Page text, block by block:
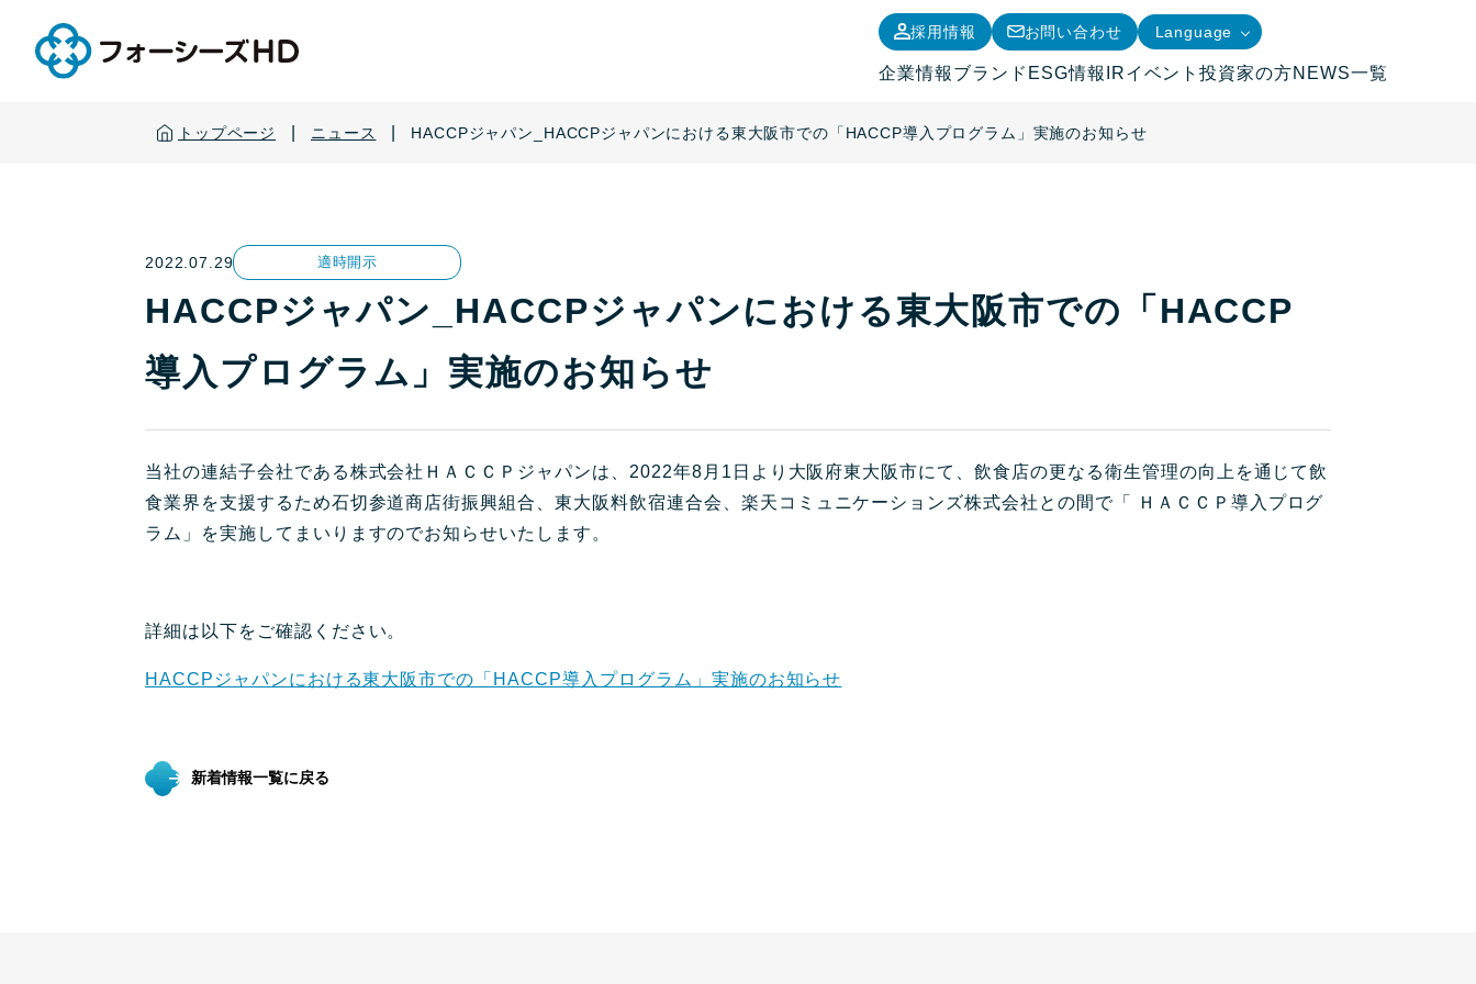
採用情報 お問い合わせ Language
企業情報 ブランド ESG情報 IRイベント投資家の方NEWS一覧
トップページ ニュース HACCPジャパン_HACCPジャパンにおける東大阪市での「HACCP導入プログラム」実施のお知らせ
2022.07.29 適時開示
HACCPジャパン_HACCPジャパンにおける東大阪市での「HACCP
導入プログラム」実施のお知らせ
当社の連結子会社である株式会社ＨＡＣＣＰジャパンは、2022年8月1日より大阪府東大阪市にて、飲食店の更なる衛生管理の向上を通じて飲
食業界を支援するため石切参道商店街振興組合、東大阪料飲宿連合会、楽天コミュニケーションズ株式会社との間で「 ＨＡＣＣＰ導入プログ
ラム」を実施してまいりますのでお知らせいたします。
詳細は以下をご確認ください。
HACCPジャパンにおける東大阪市での「HACCP導入プログラム」実施のお知らせ
新着情報一覧に戻る